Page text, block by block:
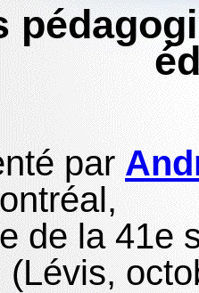
par
de la 41e